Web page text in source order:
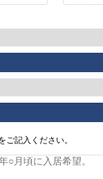
記入ください。